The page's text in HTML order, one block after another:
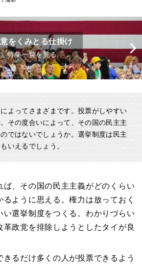
意をくみとる仕掛け
特集一覧を見る
よってさまざまです。投票がしやすい
その度合いによって、その国の民主主
ではないでしょうか。選挙制度は民主
いえるでしょう。
ば、その国の民主主義がどのくらい
ように思える。権力は放っておく
い選挙制度をつくる。わかりづらい
革政党を排除しようとしたタイが良
るだけ多くの人が投票できるよう